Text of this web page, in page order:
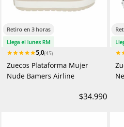
Retiro en 3 horas
Llega el lunes RM
5,0(45)
Zuecos Plataforma Mujer
Nude Bamers Airline
$34.990